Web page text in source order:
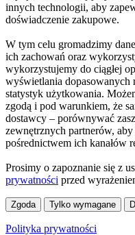
innych technologii, aby
doświadczenie zakupowe.
W tym celu gromadzimy
ich zachowań oraz
wykorzystujemy do ciągłej
wyświetlania dopasowanych
statystyk użytkowania.
zgodą i pod warunkiem, że
dostawcy – porównywać
zewnętrznych partnerów,
pośrednictwem ich kanałów
Prosimy o zapoznanie się z
prywatności przed
Zgoda Tylko wymagane
Polityka prywatności